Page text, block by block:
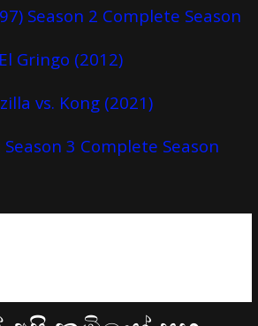
Season 2 Complete Season
El Gringo (2012)
vs. Kong (2021)
3 Complete Season